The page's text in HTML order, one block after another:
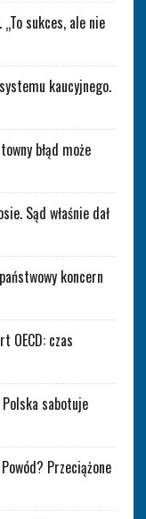
sukces, ale nie
kaucyjnego.
błąd może
Sąd właśnie dał
koncern
OECD: czas
sabotuje
Przeciążone